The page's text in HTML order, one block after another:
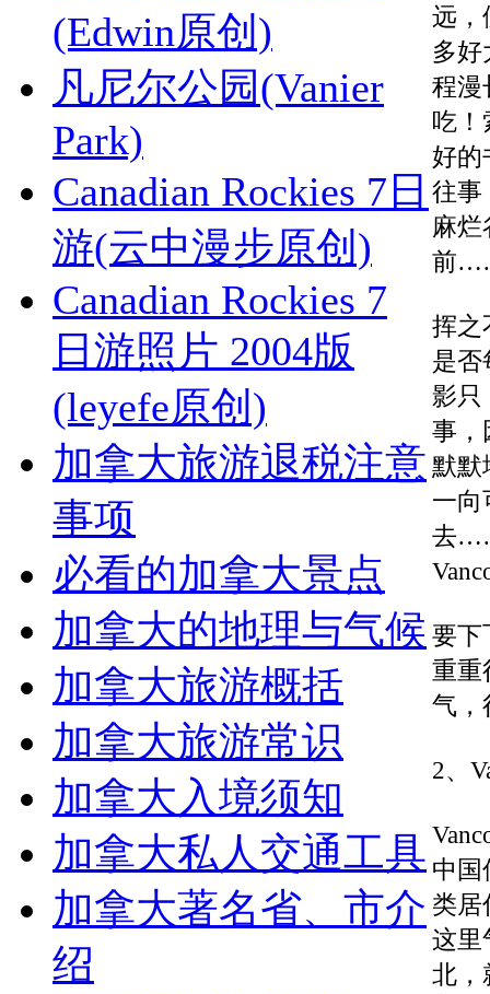
(Edwin原创)
凡尼尔公园(Vanier
Park)
Canadian Rockies 7日
游(云中漫步原创)
Canadian Rockies 7
日游照片 2004版
(leyefe原创)
加拿大旅游退税注意
事项
必看的加拿大景点
加拿大的地理与气候
加拿大旅游概括
加拿大旅游常识
加拿大入境须知
加拿大私人交通工具
加拿大著名省、市介
绍
远，
多
程漫
吃！
好的
往事
麻
前
挥之
是否
影只
事，
默默
一向
去
要下
重重
气，
2、
中国
类居
这里
北，